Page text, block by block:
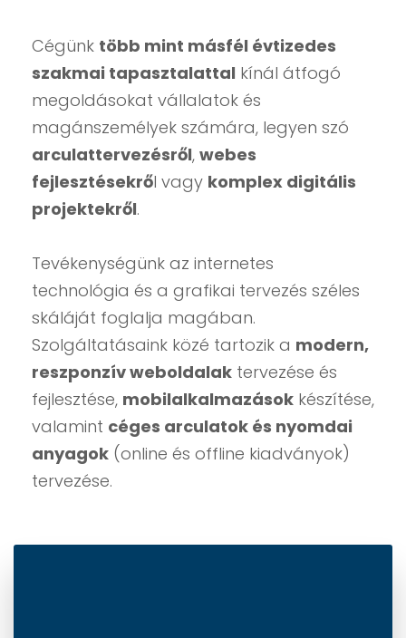
Cégünk több mint másfél évtizedes
szakmai tapasztalattal kínál átfogó
megoldásokat vállalatok és
magánszemélyek számára, legyen szó
arculattervezésről, webes
fejlesztésekről vagy komplex digitális
projektekről.
Tevékenységünk az internetes
technológia és a grafikai tervezés széles
skáláját foglalja magában.
Szolgáltatásaink közé tartozik a modern,
reszponzív weboldalak tervezése és
fejlesztése, mobilalkalmazások készítése,
valamint céges arculatok és nyomdai
anyagok (online és offline kiadványok)
tervezése.